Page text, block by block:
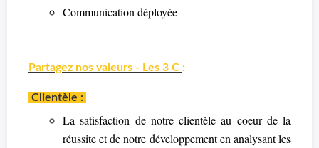
Communication déployée
Partagez nos valeurs - Les 3 C :
Clientèle :
La satisfaction de notre clientèle au coeur de la
réussite et de notre développement en analysant les